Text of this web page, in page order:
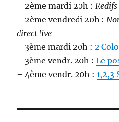
– 2ème mardi 20h : Redifs
– 2ème vendredi 20h :
direct live
– 3ème mardi 20h : 2
– 3ème vendr. 20h :Le
– 4ème vendr. 20h :1,2,3